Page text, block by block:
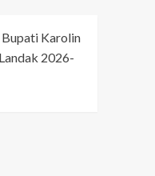
Karolin
2026-